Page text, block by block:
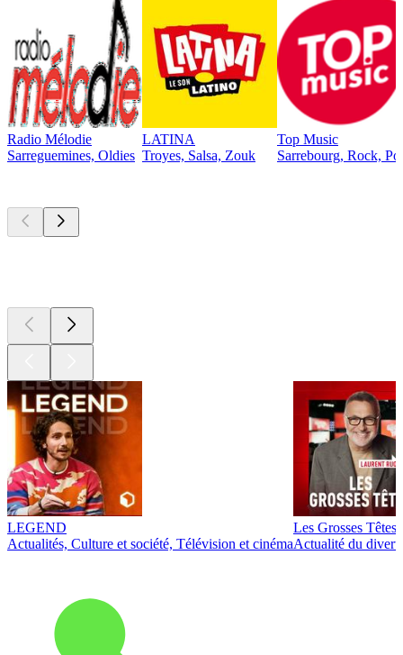
Radio Mélodie
Sarreguemines, Oldies
LATINA
Troyes, Salsa, Zouk
Top Music
Sarrebourg, Rock,
LEGEND
Actualités, Culture et société, Télévision et cinéma
Les Grosses Têtes
Actualité du